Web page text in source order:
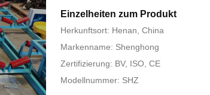
Einzelheiten zum Produkt
Herkunftsort: Henan, China
Markenname: Shenghong
Zertifizierung: BV, ISO, CE
Modellnummer: SHZ